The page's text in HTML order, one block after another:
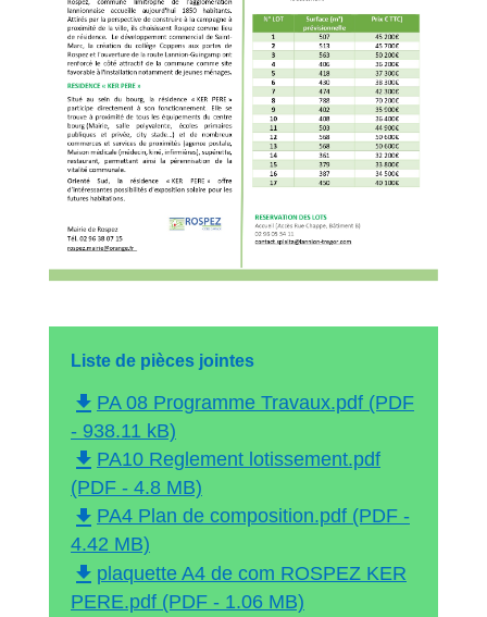
Liste de pièces jointes
file_download PA 08 Programme Travaux.pdf (PDF
- 938.11 kB)
file_download PA10 Reglement lotissement.pdf
(PDF - 4.8 MB)
file_download PA4 Plan de composition.pdf (PDF -
4.42 MB)
file_download plaquette A4 de com ROSPEZ KER
PERE.pdf (PDF - 1.06 MB)